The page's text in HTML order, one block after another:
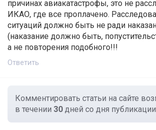
причинах авиакатастрофы, это не
ИКАО, где все проплачено.
ситуаций должно быть не ради
(наказание должно быть,
а не повторения подобного!!!
Ответить
Комментировать статьи на сайте
в течении 30 дней со дня